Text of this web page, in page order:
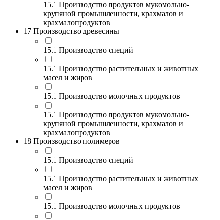
15.1 Производство продуктов мукомольно-
крупяной промышленности, крахмалов и
крахмалопродуктов
17 Производство древесины
15.1 Производство специй
15.1 Производство растительных и животных
масел и жиров
15.1 Производство молочных продуктов
15.1 Производство продуктов мукомольно-
крупяной промышленности, крахмалов и
крахмалопродуктов
18 Производство полимеров
15.1 Производство специй
15.1 Производство растительных и животных
масел и жиров
15.1 Производство молочных продуктов